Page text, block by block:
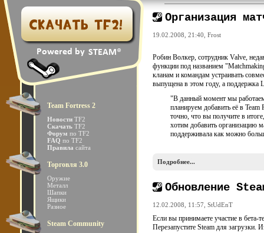
Организация
19.02.2008, 21:40, Frost
Робин Волкер, сотрудник Valve,
функции под названием
кланам и командам устраивать
выпущена в этом году, а поддержка
"В данный момент мы
планируем добавить её в
точно, что вы получите в
хотим добавить организацию
поддерживала как можно
Подробнее...
Обновление
12.02.2008, 11:57, StUdEnT
Если вы принимаете участие в бета-
Перезапустите Steam для загрузки.
Team Fortress 2
Новости TF2
Скачать TF2
Форум по TF2
FAQ по TF2
Правила сайта
Торговля 3.0
Оружие
Металл
Шапки
Ящики
Разное
Steam Community